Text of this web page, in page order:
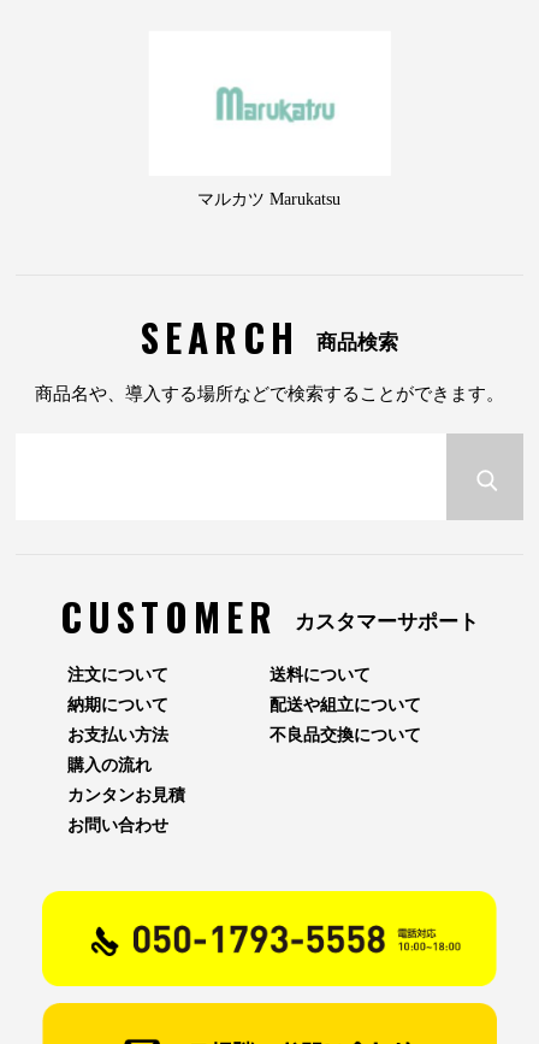
マルカツ Marukatsu
SEARCH 商品検索
商品名や、導入する場所などで検索することができます。
CUSTOMER カスタマーサポート
注文について
納期について
お支払い方法
送料について
配送や組立について
不良品交換について
購入の流れ
カンタンお見積
お問い合わせ